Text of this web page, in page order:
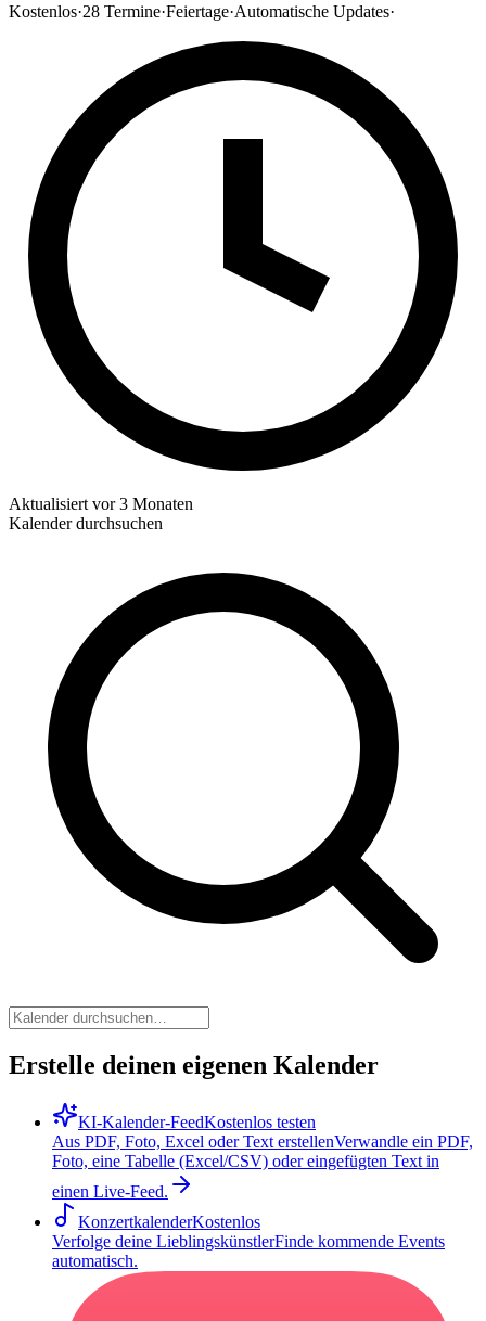
Kostenlos·28 Termine·Feiertage·Automatische Updates·
Aktualisiert vor 3 Monaten
Kalender durchsuchen
Erstelle deinen eigenen Kalender
KI-Kalender-FeedKostenlos testen
Aus PDF, Foto, Excel oder Text erstellenVerwandle ein PDF,
Foto, eine Tabelle (Excel/CSV) oder eingefügten Text in
einen Live-Feed.
KonzertkalenderKostenlos
Verfolge deine LieblingskünstlerFinde kommende Events
automatisch.